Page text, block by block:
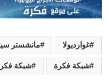
غوارديولا مانشستر
شبكة فكرة شبكة